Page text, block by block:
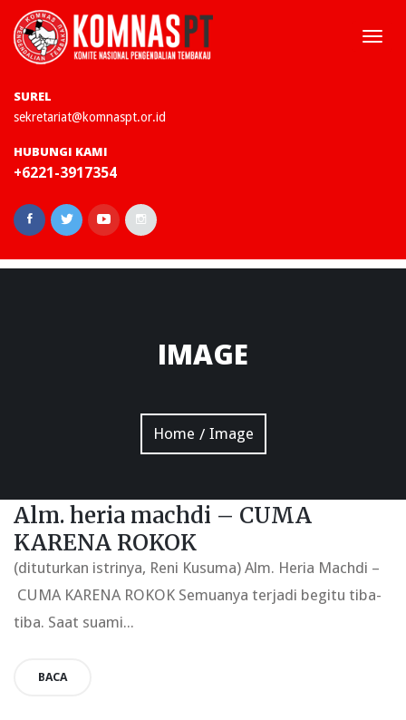
SUREL
sekretariat@komnaspt.or.id
HUBUNGI KAMI
+6221-3917354
IMAGE
Home / Image
Alm. heria machdi – CUMA
KARENA ROKOK
(dituturkan istrinya, Reni Kusuma) Alm. Heria Machdi –
CUMA KARENA ROKOK Semuanya terjadi begitu tiba-
tiba. Saat suami...
BACA